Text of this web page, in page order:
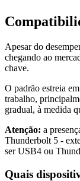
Apesar do
chegando ao
chave.
O padrão estreia
trabalho,
gradual, à medida
Atenção: a
Thunderbolt 5 -
ser USB4 ou
Quais